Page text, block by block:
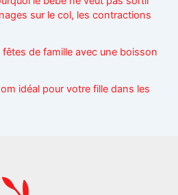
sur le col, les contractions
de famille avec une boisson
idéal pour votre fille dans les